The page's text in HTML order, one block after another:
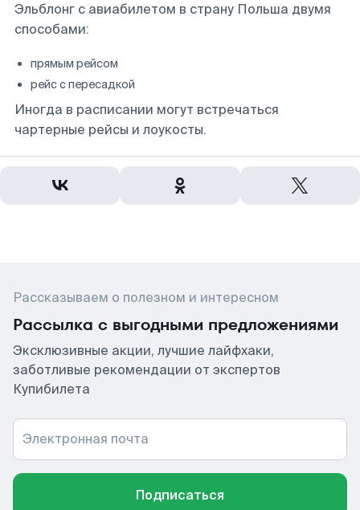
Эльблонг с авиабилетом в страну Польша двумя
способами:
прямым рейсом
рейс с пересадкой
Иногда в расписании могут встречаться
чартерные рейсы и лоукосты.
Рассказываем о полезном и интересном
Рассылка с выгодными предложениями
Эксклюзивные акции, лучшие лайфхаки,
заботливые рекомендации от экспертов
Купибилета
Электронная почта
Подписаться